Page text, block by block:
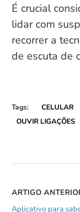
É crucial
lidar com
recorrer a
de escuta de
Tags: CELULAR
OUVIR LIGAÇÕES
ARTIGO
Aplicativo para